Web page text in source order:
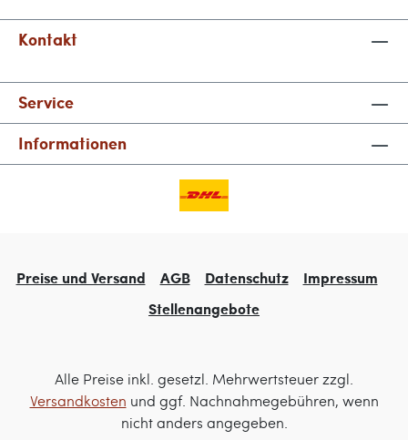
Kontakt
Service
Informationen
Preise und Versand AGB Datenschutz
Impressum
Stellenangebote
Alle Preise inkl. gesetzl. Mehrwertsteuer zzgl.
Versandkosten und ggf. Nachnahmegebühren, wenn
nicht anders angegeben.